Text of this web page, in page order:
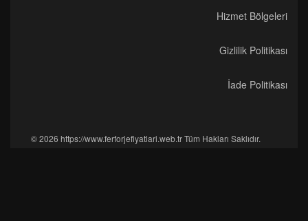
Hizmet Bölgeleri
Gizlilik Politikası
İade Politikası
© 2026 https://www.ferforjefiyatlari.web.tr Tüm Hakları Saklıdır.